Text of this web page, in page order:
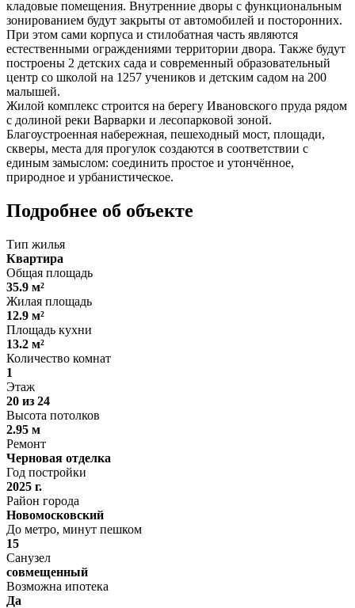
кладовые помещения. Внутренние дворы с функциональным
зонированием будут закрыты от автомобилей и посторонних.
При этом сами корпуса и стилобатная часть являются
естественными ограждениями территории двора. Также будут
построены 2 детских сада и современный образовательный
центр со школой на 1257 учеников и детским садом на 200
малышей.
Жилой комплекс строится на берегу Ивановского пруда рядом
с долиной реки Варварки и лесопарковой зоной.
Благоустроенная набережная, пешеходный мост, площади,
скверы, места для прогулок создаются в соответствии с
единым замыслом: соединить простое и утончённое,
природное и урбанистическое.
Подробнее об объекте
Тип жилья
Квартира
Общая площадь
35.9 м²
Жилая площадь
12.9 м²
Площадь кухни
13.2 м²
Количество комнат
1
Этаж
20 из 24
Высота потолков
2.95 м
Ремонт
Черновая отделка
Год постройки
2025 г.
Район города
Новомосковский
До метро, минут пешком
15
Санузел
совмещенный
Возможна ипотека
Да